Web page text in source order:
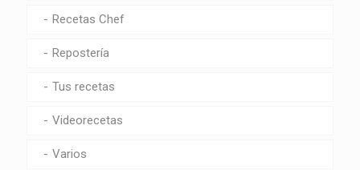
Recetas Chef
Repostería
Tus recetas
Videorecetas
Varios